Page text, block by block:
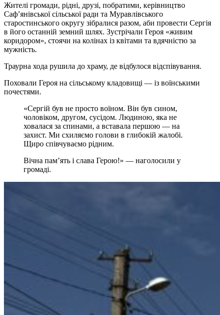
Жителі громади, рідні, друзі, побратими, керівництво
Саф’янівської сільської ради та Муравлівського
старостинського округу зібралися разом, аби провести Сергія
в його останній земний шлях. Зустрічали Героя «живим
коридором», стоячи на колінах із квітами та вдячністю за
мужність.
Траурна хода рушила до храму, де відбулося відспівування.
Поховали Героя на сільському кладовищі — із воїнськими
почестями.
«Сергій був не просто воїном. Він був сином,
чоловіком, другом, сусідом. Людиною, яка не
ховалася за спинами, а вставала першою — на
захист. Ми схиляємо голови в глибокій жалобі.
Щиро співчуваємо рідним.
Вічна пам’ять і слава Герою!» — наголосили у
громаді.